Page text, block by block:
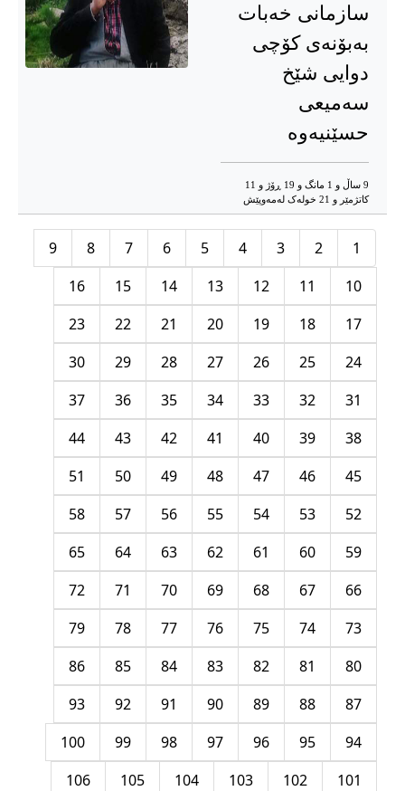
سازمانی خەبات
بەبۆنەی کۆچی
دوایی شێخ
سەمیعی
حسێنیەوە
9 ساڵ و 1 مانگ و 19 ڕۆژ و 11
کاتژمێر و 21 خوله‌ک له‌مه‌وپێش‌
1
2
3
4
5
6
7
8
9
10
11
12
13
14
15
16
17
18
19
20
21
22
23
24
25
26
27
28
29
30
31
32
33
34
35
36
37
38
39
40
41
42
43
44
45
46
47
48
49
50
51
52
53
54
55
56
57
58
59
60
61
62
63
64
65
66
67
68
69
70
71
72
73
74
75
76
77
78
79
80
81
82
83
84
85
86
87
88
89
90
91
92
93
94
95
96
97
98
99
100
101
102
103
104
105
106